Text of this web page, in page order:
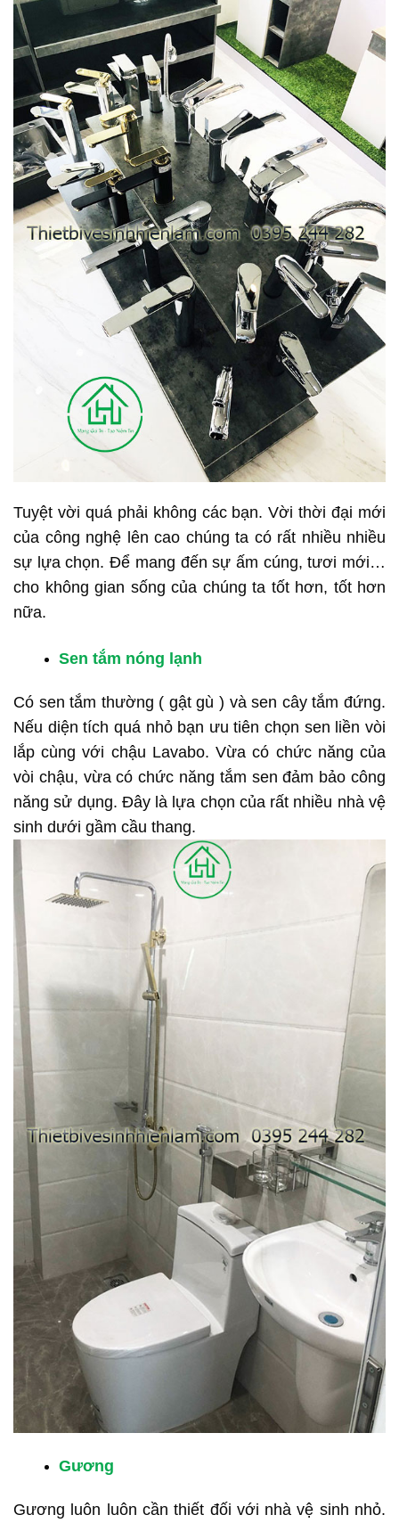
Tuyệt vời quá phải không các bạn. Vời thời đại mới
của công nghệ lên cao chúng ta có rất nhiều nhiều
sự lựa chọn. Để mang đến sự ấm cúng, tươi mới…
cho không gian sống của chúng ta tốt hơn, tốt hơn
nữa.
Sen tắm nóng lạnh
Có sen tắm thường ( gật gù ) và sen cây tắm đứng.
Nếu diện tích quá nhỏ bạn ưu tiên chọn sen liền vòi
lắp cùng với chậu Lavabo. Vừa có chức năng của
vòi chậu, vừa có chức năng tắm sen đảm bảo công
năng sử dụng. Đây là lựa chọn của rất nhiều nhà vệ
sinh dưới gầm cầu thang.
Gương
Gương luôn luôn cần thiết đối với nhà vệ sinh nhỏ.